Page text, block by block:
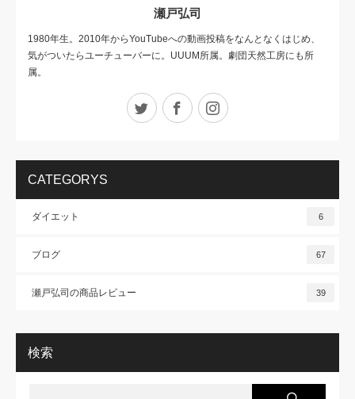
瀬戸弘司
1980年生。2010年からYouTubeへの動画投稿をなんとなくはじめ、
気がついたらユーチューバーに。UUUM所属。劇団天然工房にも所
属。
Twitter Facebook
CATEGORYS
ダイエット 6
ブログ 67
瀬戸弘司の商品レビュー 39
検索